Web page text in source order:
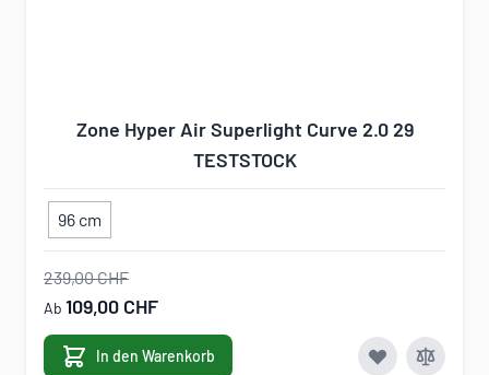
Zone Hyper Air Superlight Curve 2.0 29
TESTSTOCK
96 cm
239,00 CHF
Ab 109,00 CHF
In den Warenkorb